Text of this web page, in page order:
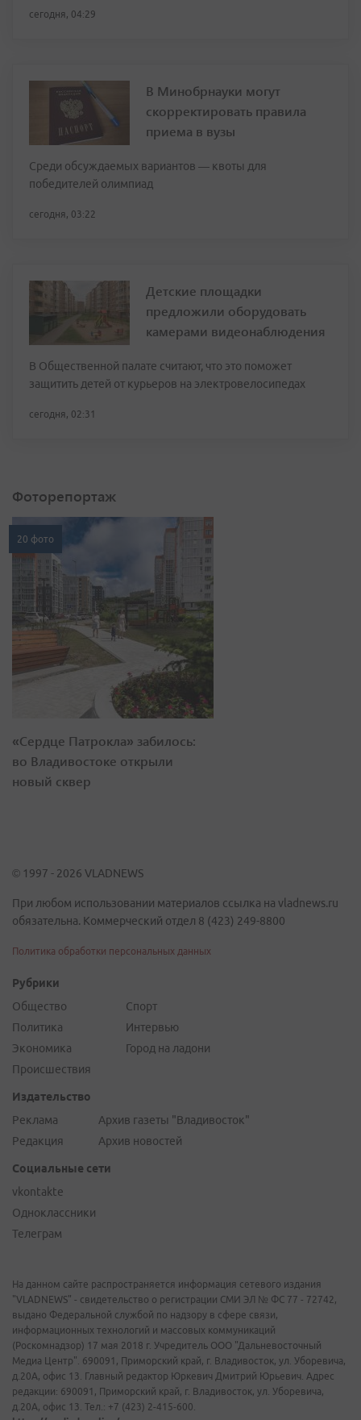
сегодня, 04:29
В Минобрнауки могут
скорректировать правила
приема в вузы
Среди обсуждаемых вариантов — квоты для
победителей олимпиад
сегодня, 03:22
Детские площадки
предложили оборудовать
камерами видеонаблюдения
В Общественной палате считают, что это поможет
защитить детей от курьеров на электровелосипедах
сегодня, 02:31
Фоторепортаж
20 фото
«Сердце Патрокла» забилось:
во Владивостоке открыли
новый сквер
© 1997 - 2026 VLADNEWS
При любом использовании материалов ссылка на vladnews.ru
обязательна. Коммерческий отдел 8 (423) 249-8800
Политика обработки персональных данных
Рубрики
Общество
Политика
Экономика
Происшествия
Спорт
Интервью
Город на ладони
Издательство
Реклама
Редакция
Архив газеты "Владивосток"
Архив новостей
Социальные сети
vkontakte
Одноклассники
Телеграм
На данном сайте распространяется информация сетевого издания
"VLADNEWS" - свидетельство о регистрации СМИ ЭЛ № ФС 77 - 72742,
выдано Федеральной службой по надзору в сфере связи,
информационных технологий и массовых коммуникаций
(Роскомнадзор) 17 мая 2018 г. Учредитель ООО "Дальневосточный
Медиа Центр". 690091, Приморский край, г. Владивосток, ул. Уборевича,
д.20А, офис 13. Главный редактор Юркевич Дмитрий Юрьевич. Адрес
редакции: 690091, Приморский край, г. Владивосток, ул. Уборевича,
д.20А, офис 13. Тел.: +7 (423) 2-415-600.